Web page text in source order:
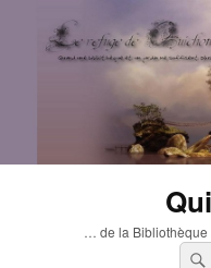
… de la Bibliothèque